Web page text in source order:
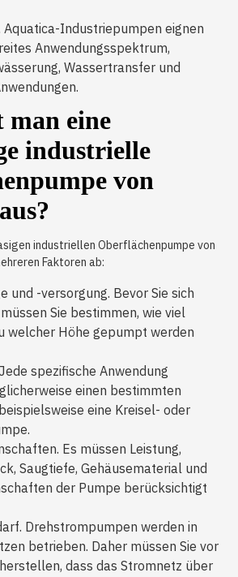
Aquatica-Industriepumpen eignen
Anwendungsspektrum,
Wassertransfer und
eine
industrielle
von
industriellen Oberflächenpumpe von
Faktoren ab:
und -versorgung. Bevor Sie sich
Sie bestimmen, wie viel
welcher Höhe gepumpt werden
spezifische Anwendung
einen bestimmten
eine Kreisel- oder
Es müssen Leistung,
Saugtiefe, Gehäusematerial und
der Pumpe berücksichtigt
Drehstrompumpen werden in
betrieben. Daher müssen Sie vor
dass das Stromnetz über